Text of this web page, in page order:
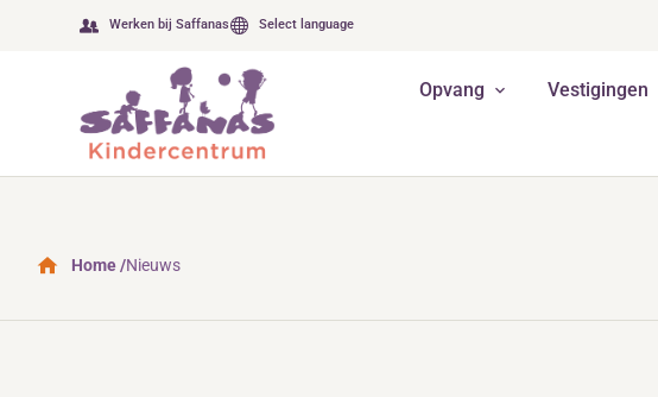
Werken bij Saffanas Select language
Opvang Vestigingen
Home /Nieuws